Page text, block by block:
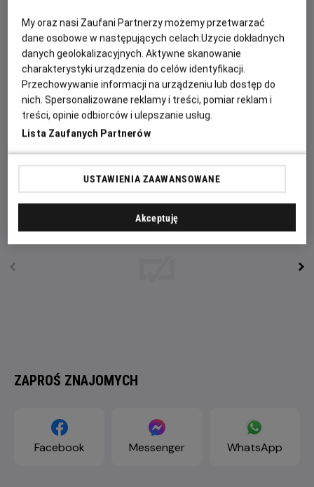
przesiadujący na osiedlu. Tymek pojawia się tu jednak tylko
na chwilę – po wakacjach rusza na zachód Europy, gdzie
otrzymał stypendium. Ta krótka wizyta w zupełności
wystarczy, aby poznał centralny punkt spotkań lokalnej
młodzieży jakim jest nowo powstały bar z kebabem.
Chłopaki z osiedla dobrze żyją z obcokrajowcami, ale są
drobne wyjątki. Z czasem konflikt zaostrza się. Spirala
strachu i zagrożenia zaczyna się nakręcać, a Tymek
znajdzie się w samym jej centrum.
ZAPROŚ ZNAJOMYCH
Facebook Messenger WhatsApp
My oraz nasi Zaufani Partnerzy możemy przetwarzać
dane osobowe w następujących celach:Użycie dokładnych
danych geolokalizacyjnych. Aktywne skanowanie
charakterystyki urządzenia do celów identyfikacji.
Przechowywanie informacji na urządzeniu lub dostęp do
nich. Spersonalizowane reklamy i treści, pomiar reklam i
treści, opinie odbiorców i ulepszanie usług.
Lista Zaufanych Partnerów
USTAWIENIA ZAAWANSOWANE
Akceptuję